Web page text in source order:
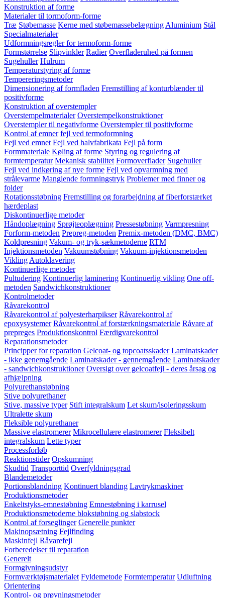
Konstruktion af forme
Materialer til tormoform-forme
Træ Støbemasse Kerne med støbemassebelægning Aluminium Stål
Specialmaterialer
Udformningsregler for termoform-forme
Formstørrelse Slipvinkler Radier Overfladeruhed på formen
Sugehuller Hulrum
Temperaturstyring af forme
Tempereringsmetoder
Dimensionering af formfladen Fremstilling af konturblænder til
positivforme
Konstruktion af overstempler
Overstempelmaterialer Overstempelkonstruktioner
Overstempler til negativforme Overstempler til positivforme
Kontrol af emner fejl ved termoformning
Fejl ved emnet Fejl ved halvfabrikata Fejl på form
Formmateriale Køling af forme Styring og regulering af
formtemperatur Mekanisk stabilitet Formoverflader Sugehuller
Fejl ved indkøring af nye forme Fejl ved opvarmning med
strålevarme Manglende formningstryk Problemer med finner og
folder
Rotationsstøbning Fremstilling og forarbejdning af fiberforstærket
hærdeplast
Diskontinuerlige metoder
Håndoplægning Sprøjteoplægning Pressestøbning Varmpresning
Forform-metoden Prepreg-metoden Premix-metoden (DMC, BMC)
Koldpresning Vakum- og tryk-sækmetoderne RTM
Injektionsmetoden Vakuumstøbning Vakuum-injektionsmetoden
Vikling Autoklavering
Kontinuerlige metoder
Pultudering Kontinuerlig laminering Kontinuerlig vikling One off-
metoden Sandwichkonstruktioner
Kontrolmetoder
Råvarekontrol
Råvarekontrol af polyesterharpikser Råvarekontrol af
epoxysystemer Råvarekontrol af forstærkningsmateriale Råvare af
prepreges Produktionskontrol Færdigvarekontrol
Reparationsmetoder
Principper for reparation Gelcoat- og topcoatsskader Laminatskader
- ikke genemgående Laminatskader - gennemgående Laminatskader
- sandwichkonstruktioner Oversigt over gelcoatfejl - deres årsag og
afhjælpning
Polyurethanstøbning
Stive polyurethaner
Stive, massive typer Stift integralskum Let skum/isoleringsskum
Ultralette skum
Fleksible polyurethaner
Massive elastromerer Mikrocellulære elastromerer Fleksibelt
integralskum Lette typer
Processforløb
Reaktionstider Opskumning
Skudtid Transporttid Overfyldningsgrad
Blandemetoder
Portionsblandning Kontinuert blanding Lavtrykmaskiner
Produktionsmetoder
Enkeltstyks-emnestøbning Emnestøbning i karrusel
Produktionsmetoderne blokstøbning og slabstock
Kontrol af forseglinger Generelle punkter
Makinopsætning Fejlfinding
Maskinfejl Råvarefejl
Forberedelser til reparation
Generelt
Formgivningsudstyr
Formværktøjsmaterialet Fyldemetode Formtemperatur Udluftning
Orientering
Kontrol- og prøvningsmetoder